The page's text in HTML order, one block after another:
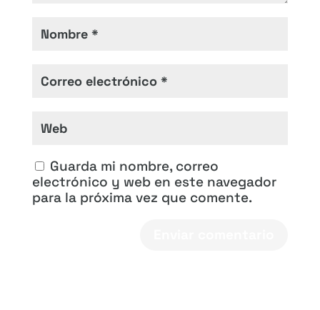
Guarda mi nombre, correo
electrónico y web en este navegador
para la próxima vez que comente.